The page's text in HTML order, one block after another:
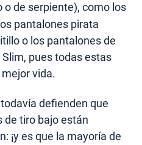
o de serpiente), como los
pantalones pirata
o los pantalones de
pues todas estas
vida.
defienden que
de tiro bajo están
¡y es que la mayoría de